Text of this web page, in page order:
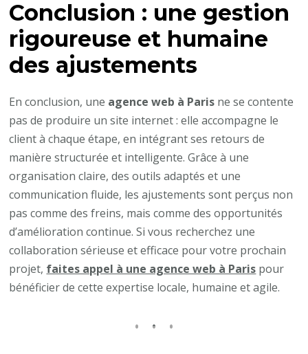
Conclusion : une gestion
rigoureuse et humaine
des ajustements
En conclusion, une agence web à Paris ne se contente
pas de produire un site internet : elle accompagne le
client à chaque étape, en intégrant ses retours de
manière structurée et intelligente. Grâce à une
organisation claire, des outils adaptés et une
communication fluide, les ajustements sont perçus non
pas comme des freins, mais comme des opportunités
d’amélioration continue. Si vous recherchez une
collaboration sérieuse et efficace pour votre prochain
projet, faites appel à une agence web à Paris pour
bénéficier de cette expertise locale, humaine et agile.